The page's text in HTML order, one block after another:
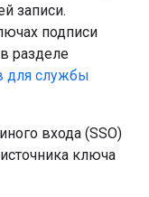
записи.
подписи
разделе
для службы
входа (SSO)
ключа